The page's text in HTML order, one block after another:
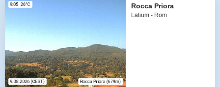
Rocca Priora
Latium - Rom